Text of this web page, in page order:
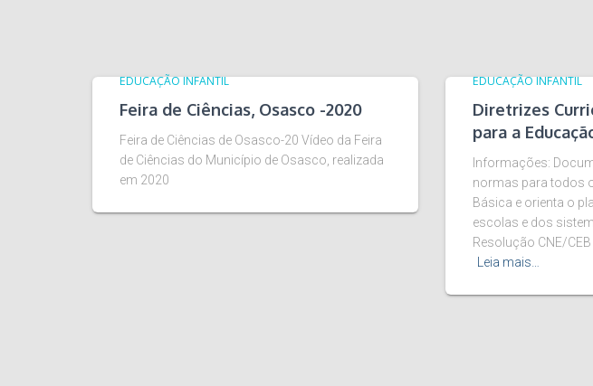
EDUCAÇÃO INFANTIL
Feira de Ciências, Osasco -2020
Feira de Ciências de Osasco-20 Vídeo da Feira
de Ciências do Município de Osasco, realizada
em 2020
EDUCAÇÃO INFANTIL
Diretrizes
para a
Informações:
normas para todos
Básica e orienta o
escolas e dos
Resolução CNE/
Leia mais…